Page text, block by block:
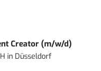
Creator (m/w/d)
in Düsseldorf